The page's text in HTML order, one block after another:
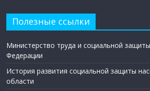
Полезные ссылки
Министерство труда и социальной
Федерации
История развития социальной защиты
области